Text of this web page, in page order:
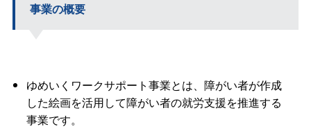
事業の概要
ゆめいくワークサポート事業とは、障がい者が作成
した絵画を活用して障がい者の就労支援を推進する
事業です。